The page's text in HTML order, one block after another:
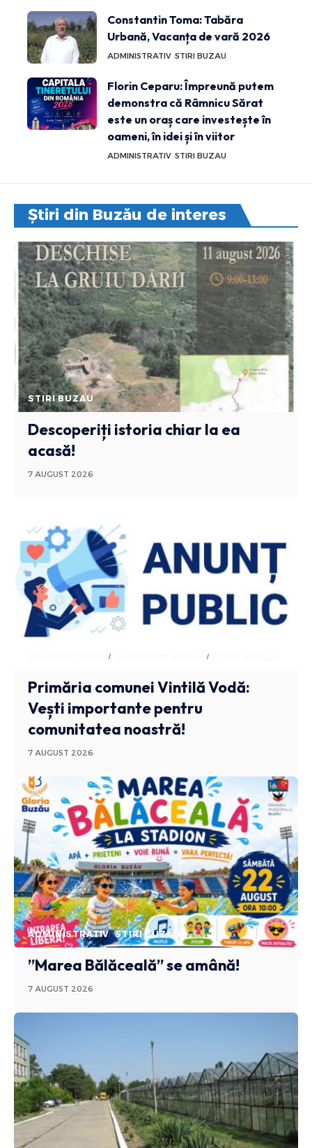
Constantin Toma: Tabăra
Urbană, Vacanța de vară 2026
ADMINISTRATIV STIRI BUZAU
Florin Ceparu: Împreună putem
demonstra că Râmnicu Sărat
este un oraș care investește în
oameni, în idei și în viitor
ADMINISTRATIV STIRI BUZAU
Știri din Buzău de interes
STIRI BUZAU
Descoperiți istoria chiar la ea
acasă!
7 AUGUST 2026
ADMINISTRATIV ANUNTURI BUZAU
Primăria comunei Vintilă Vodă:
Vești importante pentru
comunitatea noastră!
7 AUGUST 2026
ADMINISTRATIV STIRI BUZAU
”Marea Bălăceală” se amână!
7 AUGUST 2026